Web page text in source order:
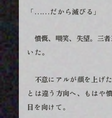
「……だから滅びる」
憤慨、嘲笑、失望。三
いた。
不意にアルが顔を上げ
とは違う方向へ、もはや
目を向けて。